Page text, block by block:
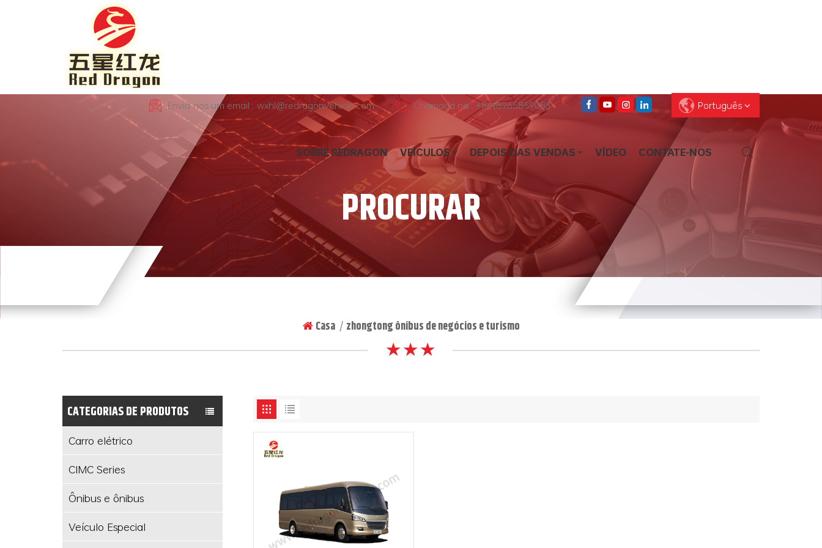
Envia-nos um email : wxhl@redragonvehicle.com Chamada na : +8618965859083 Português
English
Français
Deutsch
Pусский
Español
العربية
SOBRE REDRAGON VEÍCULOS DEPOIS DAS VENDAS VÍDEO CONTATE-NOS
PROCURAR
Casa | zhongtong ônibus de negócios e turismo
★ ★ ★
CATEGORIAS DE PRODUTOS
Carro elétrico
CIMC Series
Ônibus e ônibus
Veículo Especial